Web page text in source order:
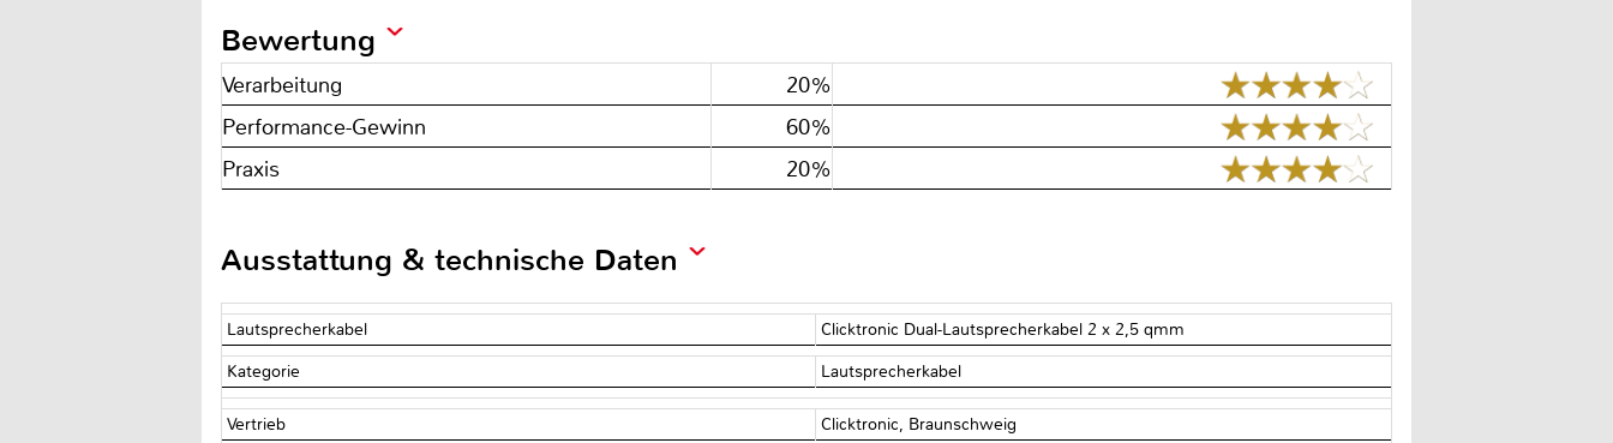
Bewertung
Verarbeitung
20%
Performance-Gewinn
60%
Praxis
20%
Ausstattung & technische Daten
Lautsprecherkabel Clicktronic Dual-Lautsprecherkabel 2 x 2,5 qmm
Kategorie Lautsprecherkabel
Vertrieb Clicktronic, Braunschweig